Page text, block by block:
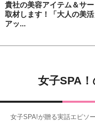
貴社の美容アイテム＆サ
取材します！「大人の美活
アッ...
女子SPA
女子SPA!が贈る実話エピソ